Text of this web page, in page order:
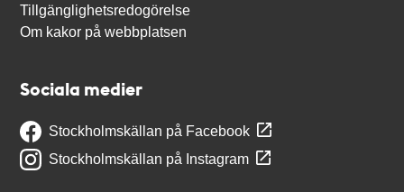
Tillgänglighetsredogörelse
Om kakor på webbplatsen
Sociala medier
Stockholmskällan på Facebook
Stockholmskällan på Instagram